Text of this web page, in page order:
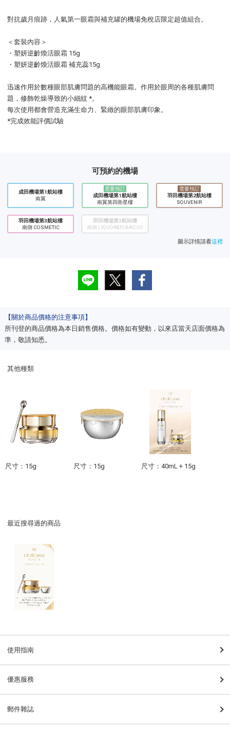
對抗歲月痕跡，人氣第一眼霜與補充罐的機場免稅店限定超值組合。
＜套裝內容＞
・塑妍逆齡煥活眼霜 15g
・塑妍逆齡煥活眼霜 補充蕊15g
迅速作用於數種眼部肌膚問題的高機能眼霜。作用於眼周的各種肌膚問
題，修飾乾燥導致的小細紋 *。
每次使用都會營造充滿生命力、緊緻的眼部肌膚印象。
*完成效能評價試驗
可預約的機場
成田機場第1航站樓
南翼
需要預訂
成田機場第1航站樓
南翼第四衛星樓
需要預訂
羽田機場第2航站樓
SOUVENIR
羽田機場第3航站樓
南側 COSMETIC
羽田機場第3航站樓
南側 LIQUOR&TOBACCO
圖示詳情請看這裡
【關於商品價格的注意事項】
所刊登的商品價格為本日銷售價格。價格如有變動，以來店當天店面價格為
準，敬請知悉。
其他種類
尺寸：15g 尺寸：15g 尺寸：40mL + 15g
最近搜尋過的商品
使用指南
優惠服務
郵件雜誌